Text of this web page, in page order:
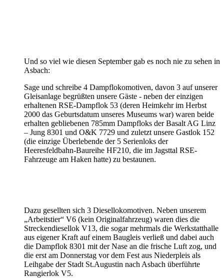
Und so viel wie diesen September gab es noch nie zu sehen in
Asbach:
Sage und schreibe 4 Dampflokomotiven, davon 3 auf unserer
Gleisanlage begrüßten unsere Gäste - neben der einzigen
erhaltenen RSE-Dampflok 53 (deren Heimkehr im Herbst
2000 das Geburtsdatum unseres Museums war) waren beide
erhalten gebliebenen 785mm Dampfloks der Basalt AG Linz
– Jung 8301 und O&K 7729 und zuletzt unsere Gastlok 152
(die einzige Überlebende der 5 Serienloks der
Heeresfeldbahn-Baureihe HF210, die im Jagsttal RSE-
Fahrzeuge am Haken hatte) zu bestaunen.
Dazu gesellten sich 3 Diesellokomotiven. Neben unserem
„Arbeitstier“ V6 (kein Originalfahrzeug) waren dies die
Streckendiesellok V13, die sogar mehrmals die Werkstatthalle
aus eigener Kraft auf einem Baugleis verließ und dabei auch
die Dampflok 8301 mit der Nase an die frische Luft zog, und
die erst am Donnerstag vor dem Fest aus Niederpleis als
Leihgabe der Stadt St.Augustin nach Asbach überführte
Rangierlok V5.